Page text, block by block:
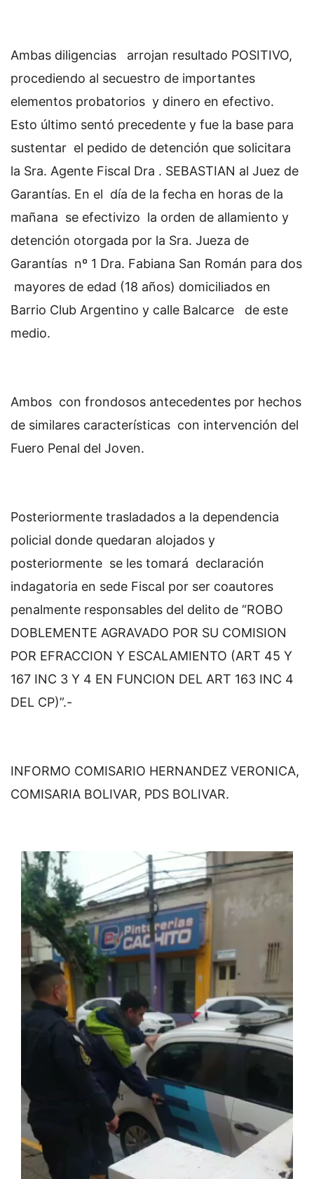
Ambas diligencias arrojan resultado POSITIVO,
procediendo al secuestro de importantes
elementos probatorios y dinero en efectivo.
Esto último sentó precedente y fue la base para
sustentar el pedido de detención que solicitara
la Sra. Agente Fiscal Dra . SEBASTIAN al Juez de
Garantías. En el día de la fecha en horas de la
mañana se efectivizo la orden de allamiento y
detención otorgada por la Sra. Jueza de
Garantías nº 1 Dra. Fabiana San Román para dos
mayores de edad (18 años) domiciliados en
Barrio Club Argentino y calle Balcarce de este
medio.
Ambos con frondosos antecedentes por hechos
de similares características con intervención del
Fuero Penal del Joven.
Posteriormente trasladados a la dependencia
policial donde quedaran alojados y
posteriormente se les tomará declaración
indagatoria en sede Fiscal por ser coautores
penalmente responsables del delito de “ROBO
DOBLEMENTE AGRAVADO POR SU COMISION
POR EFRACCION Y ESCALAMIENTO (ART 45 Y
167 INC 3 Y 4 EN FUNCION DEL ART 163 INC 4
DEL CP)”.-
INFORMO COMISARIO HERNANDEZ VERONICA,
COMISARIA BOLIVAR, PDS BOLIVAR.